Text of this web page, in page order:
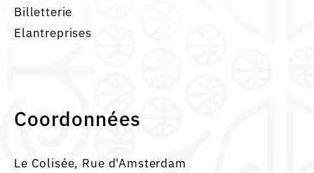
Billetterie
Elantreprises
Coordonnées
Le Colisée, Rue d'Amsterdam